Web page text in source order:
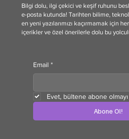
Email *
Evet, bültene abone
Abone Ol!
Bilgi dolu, ilgi çekici ve keşif ruhunu
e-posta kutunda! Tarihten bilime,
en yeni yazılarımızı kaçırmamak için
içerikler ve özel önerilerle dolu bu